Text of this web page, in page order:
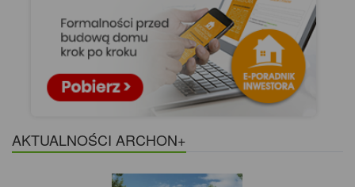
AKTUALNOŚCI ARCHON+